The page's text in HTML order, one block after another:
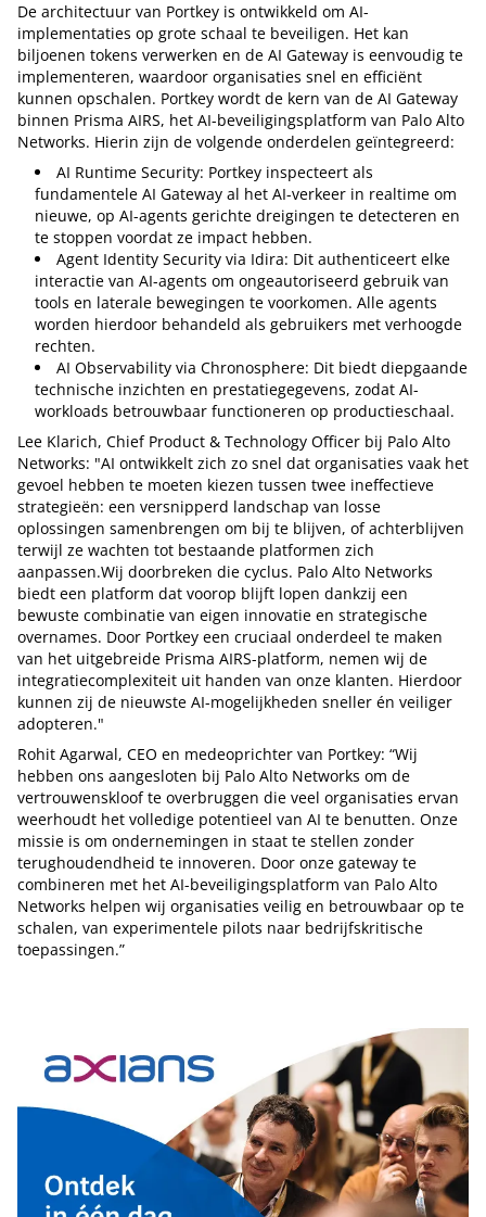
De architectuur van Portkey is ontwikkeld om AI-
implementaties op grote schaal te beveiligen. Het kan
biljoenen tokens verwerken en de AI Gateway is eenvoudig te
implementeren, waardoor organisaties snel en efficiënt
kunnen opschalen. Portkey wordt de kern van de AI Gateway
binnen Prisma AIRS, het AI-beveiligingsplatform van Palo Alto
Networks. Hierin zijn de volgende onderdelen geïntegreerd:
AI Runtime Security: Portkey inspecteert als
fundamentele AI Gateway al het AI-verkeer in realtime om
nieuwe, op AI-agents gerichte dreigingen te detecteren en
te stoppen voordat ze impact hebben.
Agent Identity Security via Idira: Dit authenticeert elke
interactie van AI-agents om ongeautoriseerd gebruik van
tools en laterale bewegingen te voorkomen. Alle agents
worden hierdoor behandeld als gebruikers met verhoogde
rechten.
AI Observability via Chronosphere: Dit biedt diepgaande
technische inzichten en prestatiegegevens, zodat AI-
workloads betrouwbaar functioneren op productieschaal.
Lee Klarich, Chief Product & Technology Officer bij Palo Alto
Networks: "AI ontwikkelt zich zo snel dat organisaties vaak het
gevoel hebben te moeten kiezen tussen twee ineffectieve
strategieën: een versnipperd landschap van losse
oplossingen samenbrengen om bij te blijven, of achterblijven
terwijl ze wachten tot bestaande platformen zich
aanpassen.Wij doorbreken die cyclus. Palo Alto Networks
biedt een platform dat voorop blijft lopen dankzij een
bewuste combinatie van eigen innovatie en strategische
overnames. Door Portkey een cruciaal onderdeel te maken
van het uitgebreide Prisma AIRS-platform, nemen wij de
integratiecomplexiteit uit handen van onze klanten. Hierdoor
kunnen zij de nieuwste AI-mogelijkheden sneller én veiliger
adopteren."
Rohit Agarwal, CEO en medeoprichter van Portkey: “Wij
hebben ons aangesloten bij Palo Alto Networks om de
vertrouwenskloof te overbruggen die veel organisaties ervan
weerhoudt het volledige potentieel van AI te benutten. Onze
missie is om ondernemingen in staat te stellen zonder
terughoudendheid te innoveren. Door onze gateway te
combineren met het AI-beveiligingsplatform van Palo Alto
Networks helpen wij organisaties veilig en betrouwbaar op te
schalen, van experimentele pilots naar bedrijfskritische
toepassingen.”